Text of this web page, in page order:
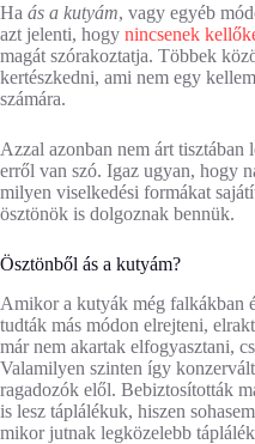
Ha ás a kutyám, vagy egyéb
azt jelenti, hogy nincsenek
magát szórakoztatja. Többek
kertészkedni, ami nem egy
számára.
Azzal azonban nem árt tisztában
erről van szó. Igaz ugyan, hogy
milyen viselkedési formákat
ösztönök is dolgoznak bennük.
Ösztönből ás a kutyám?
Amikor a kutyák még falkákban
tudták más módon elrejteni,
már nem akartak elfogyasztani,
Valamilyen szinten így
ragadozók elől. Bebiztosították
is lesz táplálékuk, hiszen
mikor jutnak legközelebb